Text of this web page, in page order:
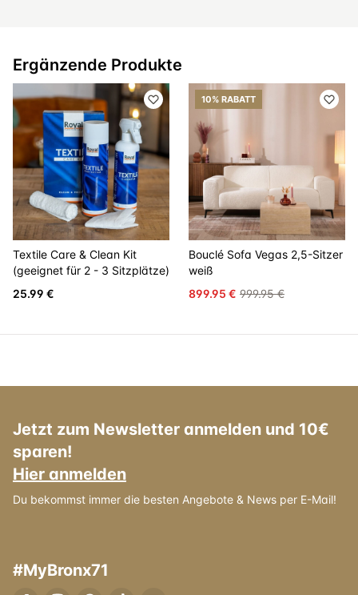
Ergänzende Produkte
Textile Care & Clean Kit
(geeignet für 2 - 3 Sitzplätze)
25.99 €
10% RABATT
Bouclé Sofa Vegas 2,5-Sitzer
weiß
899.95 € 999.95 €
Jetzt zum Newsletter anmelden und 10€
sparen!
Hier anmelden
Du bekommst immer die besten Angebote & News per E-Mail!
#MyBronx71